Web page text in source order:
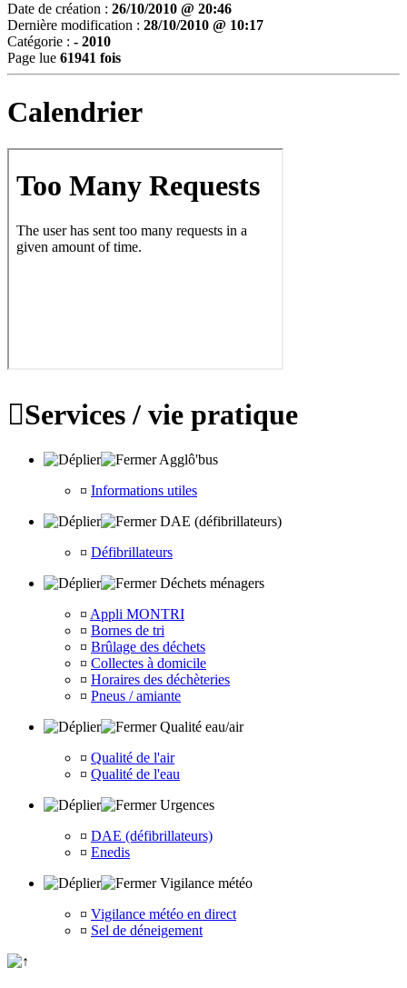
Date de création : 26/10/2010 @ 20:46
Dernière modification : 28/10/2010 @ 10:17
Catégorie : - 2010
Page lue 61941 fois
Calendrier
Services / vie pratique
Agglô'bus
¤ Informations utiles
DAE (défibrillateurs)
¤ Défibrillateurs
Déchets ménagers
¤ Appli MONTRI
¤ Bornes de tri
¤ Brûlage des déchets
¤ Collectes à domicile
¤ Horaires des déchèteries
¤ Pneus / amiante
Qualité eau/air
¤ Qualité de l'air
¤ Qualité de l'eau
Urgences
¤ DAE (défibrillateurs)
¤ Enedis
Vigilance météo
¤ Vigilance météo en direct
¤ Sel de déneigement